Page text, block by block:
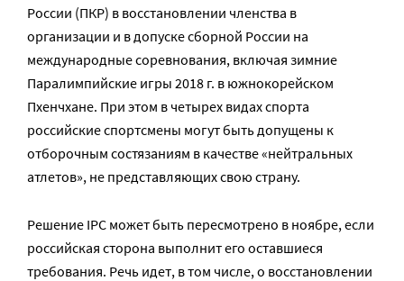
России (ПКР) в восстановлении членства в
организации и в допуске сборной России на
международные соревнования, включая зимние
Паралимпийские игры 2018 г. в южнокорейском
Пхенчхане. При этом в четырех видах спорта
российские спортсмены могут быть допущены к
отборочным состязаниям в качестве «нейтральных
атлетов», не представляющих свою страну.
Решение IPC может быть пересмотрено в ноябре, если
российская сторона выполнит его оставшиеся
требования. Речь идет, в том числе, о восстановлении